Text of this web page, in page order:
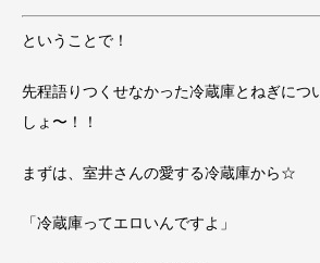
ということで！
先程語りつくせなかった冷蔵庫とねぎにつ
しょ〜！！
まずは、室井さんの愛する冷蔵庫から☆
「冷蔵庫ってエロいんですよ」